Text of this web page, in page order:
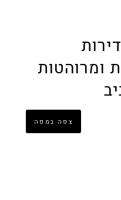
ומרוהטות
צפה במפה